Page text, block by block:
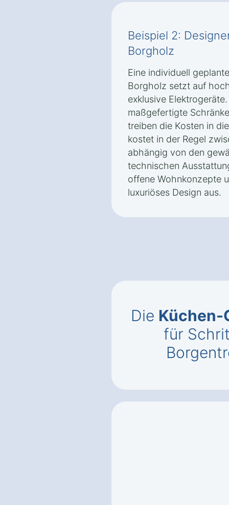
Beispiel 2:
Borgholz
Eine individuell
Borgholz setzt auf
exklusive
maßgefertigte
treiben die Kosten in
kostet in der Regel
abhängig von den
technischen
offene Wohnkonzepte
luxuriöses Design aus.
Die Küchen-
für